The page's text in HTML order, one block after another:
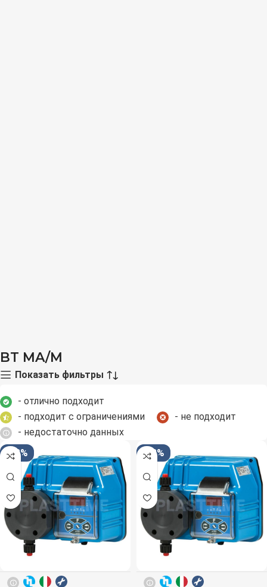
BT MA/M
Показать фильтры
- отлично подходит
- подходит с ограничениями
- не подходит
- недостаточно данных
-33%
-33%